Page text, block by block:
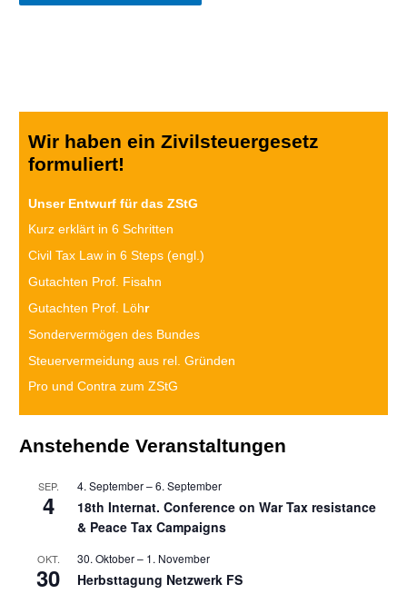
Wir haben ein Zivilsteuergesetz
formuliert!
Unser Entwurf für das ZStG
Kurz erklärt in 6 Schritten
Civil Tax Law in 6 Steps (engl.)
Gutachten Prof. Fisahn
Gutachten Prof. Löhr
Sondervermögen des Bundes
Steuervermeidung aus rel. Gründen
Pro und Contra zum ZStG
Anstehende Veranstaltungen
SEP.
4
4. September–6. September
18th Internat. Conference on War Tax resistance
& Peace Tax Campaigns
OKT.
30
30. Oktober– 1. November
Herbsttagung Netzwerk FS